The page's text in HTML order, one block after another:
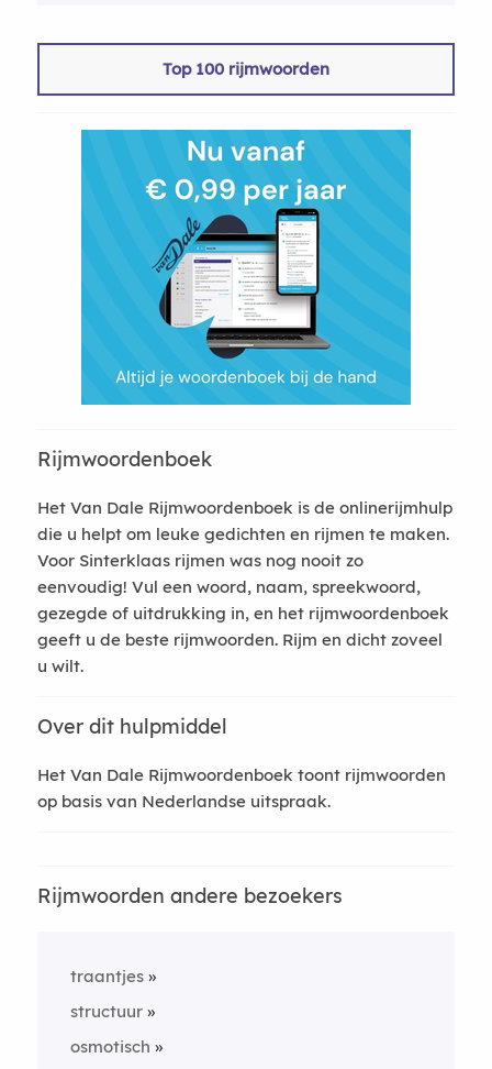
Top 100 rijmwoorden
Rijmwoordenboek
Het Van Dale Rijmwoordenboek is de onlinerijmhulp
die u helpt om leuke gedichten en rijmen te maken.
Voor Sinterklaas rijmen was nog nooit zo
eenvoudig! Vul een woord, naam, spreekwoord,
gezegde of uitdrukking in, en het rijmwoordenboek
geeft u de beste rijmwoorden. Rijm en dicht zoveel
u wilt.
Over dit hulpmiddel
Het Van Dale Rijmwoordenboek toont rijmwoorden
op basis van Nederlandse uitspraak.
Rijmwoorden andere bezoekers
traantjes
structuur
osmotisch